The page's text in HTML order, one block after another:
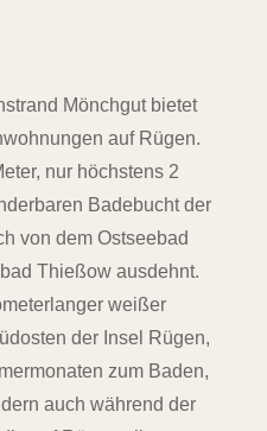
Mönchgut bietet
auf Rügen.
nur höchstens 2
Badebucht der
von dem Ostseebad
Thießow ausdehnt.
weißer
der Insel Rügen,
zum Baden,
auch während der